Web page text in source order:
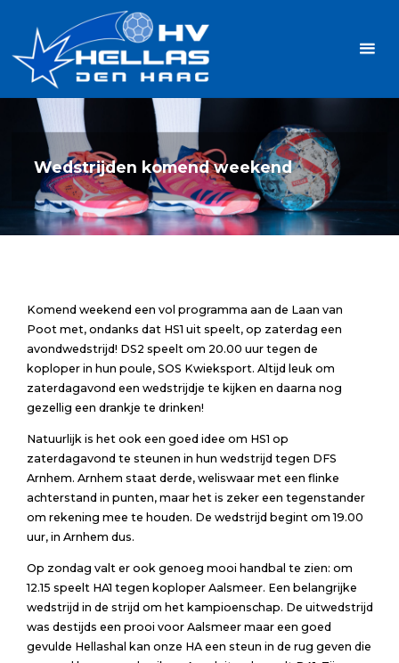
inhoud
Wedstrijden komend weekend
Komend weekend een vol programma aan de Laan van
Poot met, ondanks dat HS1 uit speelt, op zaterdag een
avondwedstrijd! DS2 speelt om 20.00 uur tegen de
koploper in hun poule, SOS Kwieksport. Altijd leuk om
zaterdagavond een wedstrijdje te kijken en daarna nog
gezellig een drankje te drinken!
Natuurlijk is het ook een goed idee om HS1 op
zaterdagavond te steunen in hun wedstrijd tegen DFS
Arnhem. Arnhem staat derde, weliswaar met een flinke
achterstand in punten, maar het is zeker een tegenstander
om rekening mee te houden. De wedstrijd begint om 19.00
uur, in Arnhem dus.
Op zondag valt er ook genoeg mooi handbal te zien: om
12.15 speelt HA1 tegen koploper Aalsmeer. Een belangrijke
wedstrijd in de strijd om het kampioenschap. De uitwedstrijd
was destijds een prooi voor Aalsmeer maar een goed
gevulde Hellashal kan onze HA een steun in de rug geven die